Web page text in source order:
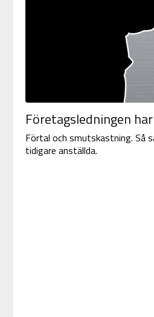
Företagsledningen
Förtal och smutskastning. Så
tidigare anställda.